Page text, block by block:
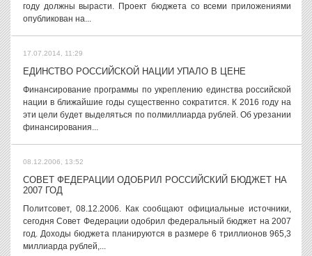
году должны вырасти. Проект бюджета со всеми приложениями
опубликован на...
17.07.2014, 11:29
ЕДИНСТВО РОССИЙСКОЙ НАЦИИ УПАЛО В ЦЕНЕ
Финансирование программы по укреплению единства российской
нации в ближайшие годы существенно сократится. К 2016 году на
эти цели будет выделяться по полмиллиарда рублей. Об урезании
финансирования...
08.12.2006, 13:52
СОВЕТ ФЕДЕРАЦИИ ОДОБРИЛ РОССИЙСКИЙ БЮДЖЕТ НА
2007 ГОД
Политсовет, 08.12.2006. Как сообщают официальные источники,
сегодня Совет Федерации одобрил федеральный бюджет на 2007
год. Доходы бюджета планируются в размере 6 триллионов 965,3
миллиарда рублей,...